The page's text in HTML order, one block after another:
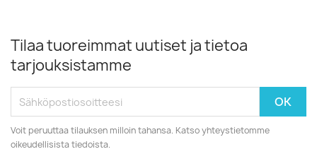
Tilaa tuoreimmat uutiset ja tietoa
tarjouksistamme
Voit peruuttaa tilauksen milloin tahansa. Katso yhteystietomme
oikeudellisista tiedoista.